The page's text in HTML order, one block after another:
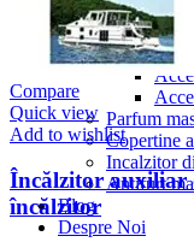
Accesorii
Parfum
Copertine
Incalzitor
Antifurt
Blog
Despre Noi
Compare
Quick view
Add to wishlist
Încălzitor auxiliar
încălzitor